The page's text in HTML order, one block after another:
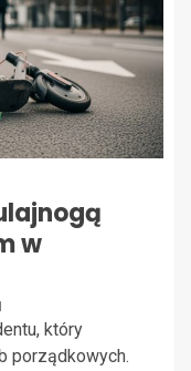
w
który
porządkowych.